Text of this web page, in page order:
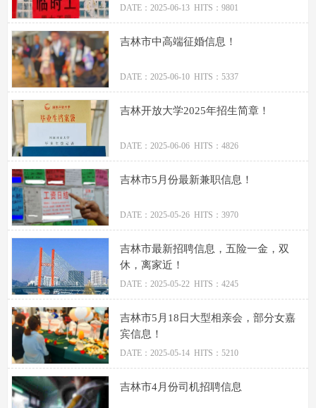
DATE：2025-06-13 HITS：9801
吉林市中高端征婚信息！
DATE：2025-06-10 HITS：5337
吉林开放大学2025年招生简章！
DATE：2025-06-06 HITS：4826
吉林市5月份最新兼职信息！
DATE：2025-05-26 HITS：3970
吉林市最新招聘信息，五险一金，双
休，离家近！
DATE：2025-05-22 HITS：4245
吉林市5月18日大型相亲会，部分女嘉
宾信息！
DATE：2025-05-14 HITS：5210
吉林市4月份司机招聘信息